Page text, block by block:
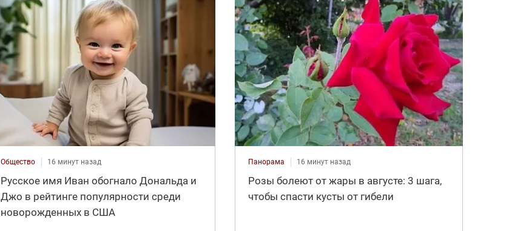
Общество 16 минут назад
Русское имя Иван обогнало Дональда и
Джо в рейтинге популярности среди
новорожденных в США
Панорама 16 минут назад
Розы болеют от жары в августе: 3 шага,
чтобы спасти кусты от гибели